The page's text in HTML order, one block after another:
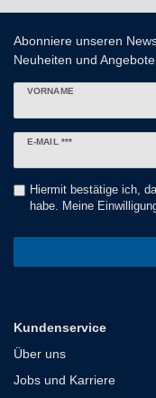
Abonniere unseren
Neuheiten und
VORNAME
E-MAIL ***
Newsletter
Hiermit bestätige ich,
habe. Meine
Kundenservice
Über uns
Jobs und Karriere